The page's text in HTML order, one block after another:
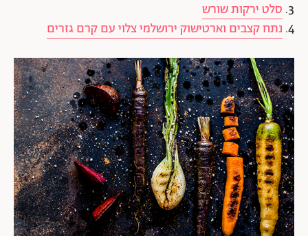
3. סלט ירקות שורש
4. נתח קצבים וארטישוק ירושלמי צלוי עם קרם גזרים